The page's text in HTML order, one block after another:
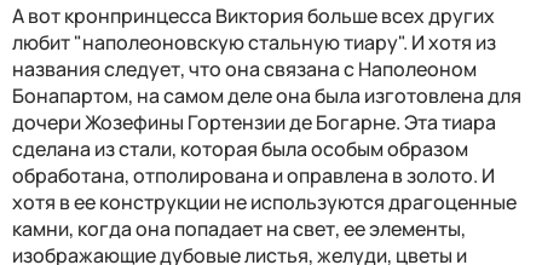
А вот кронпринцесса Виктория больше всех других
любит "наполеоновскую стальную тиару". И хотя из
названия следует, что она связана с Наполеоном
Бонапартом, на самом деле она была изготовлена для
дочери Жозефины Гортензии де Богарне.Эта тиара
сделана из стали, которая была особым образом
обработана, отполирована и оправлена в золото. И
хотя в ее конструкции не используются драгоценные
камни, когда она попадает на свет, ее элементы,
изображающие дубовые листья, желуди, цветы и